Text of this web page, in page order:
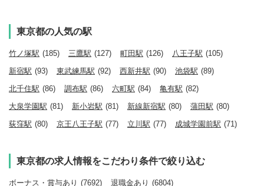
東京都の人気の駅
竹ノ塚駅 (185) 三鷹駅 (127) 町田駅 (126) 八王子駅 (105)
新宿駅 (93) 東武練馬駅 (92) 西新井駅 (90) 池袋駅 (89)
北千住駅 (86) 調布駅 (86) 六町駅 (84) 亀有駅 (82)
大泉学園駅 (81) 新小岩駅 (81) 新線新宿駅 (80) 蒲田駅 (80)
荻窪駅 (80) 京王八王子駅 (77) 立川駅 (77) 成城学園前駅 (71)
東京都の求人情報をこだわり条件で絞り込む
ボーナス・賞与あり (7692) 退職金あり (6804)